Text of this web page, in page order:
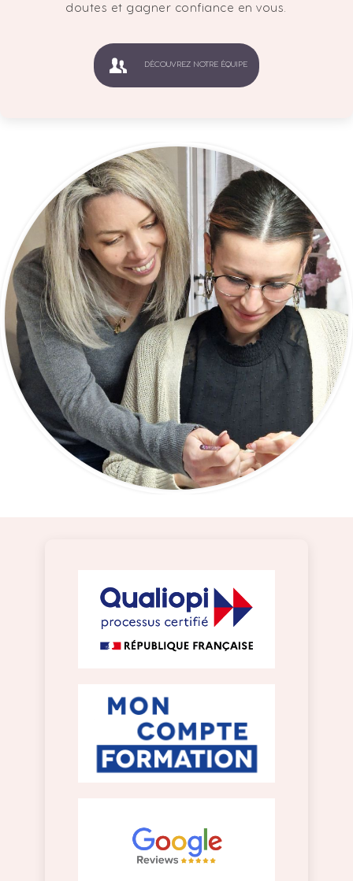
doutes et gagner confiance en vous.
DÉCOUVREZ NOTRE ÉQUIPE